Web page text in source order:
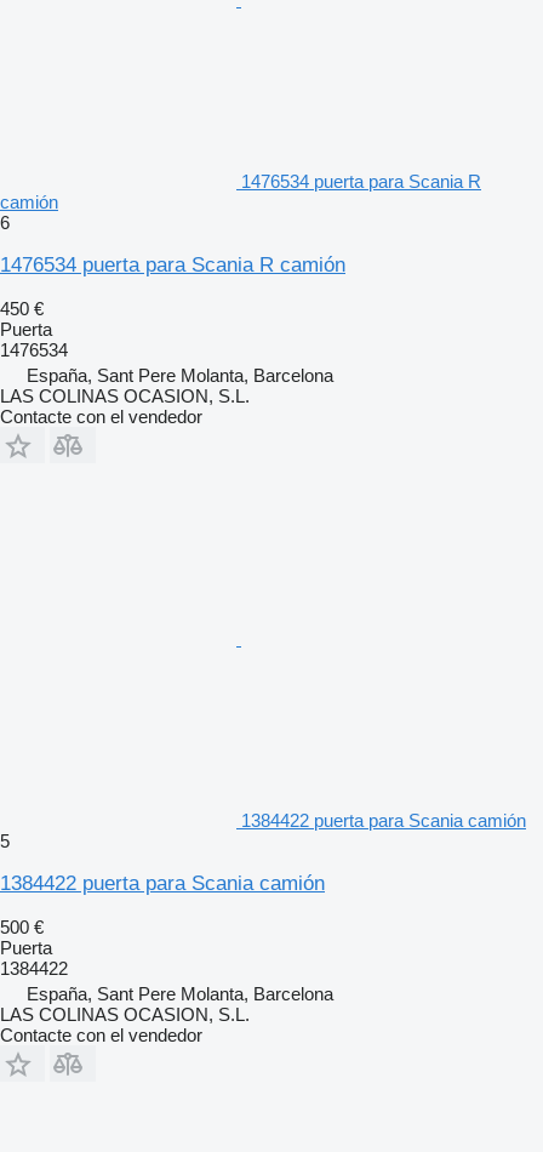
1476534 puerta para Scania R
camión
6
1476534 puerta para Scania R camión
450 €
Puerta
1476534
España, Sant Pere Molanta, Barcelona
LAS COLINAS OCASION, S.L.
Contacte con el vendedor
1384422 puerta para Scania camión
5
1384422 puerta para Scania camión
500 €
Puerta
1384422
España, Sant Pere Molanta, Barcelona
LAS COLINAS OCASION, S.L.
Contacte con el vendedor